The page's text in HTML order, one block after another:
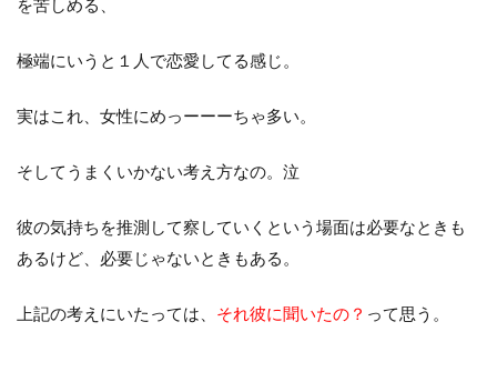
を苦しめる、
極端にいうと１人で恋愛してる感じ。
実はこれ、女性にめっーーーちゃ多い。
そしてうまくいかない考え方なの。泣
彼の気持ちを推測して察していくという場面は必要なときも
あるけど、必要じゃないときもある。
上記の考えにいたっては、 それ彼に聞いたの？ って思う。